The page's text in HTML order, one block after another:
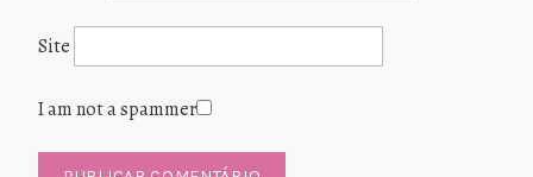
Site
I am not a spammer